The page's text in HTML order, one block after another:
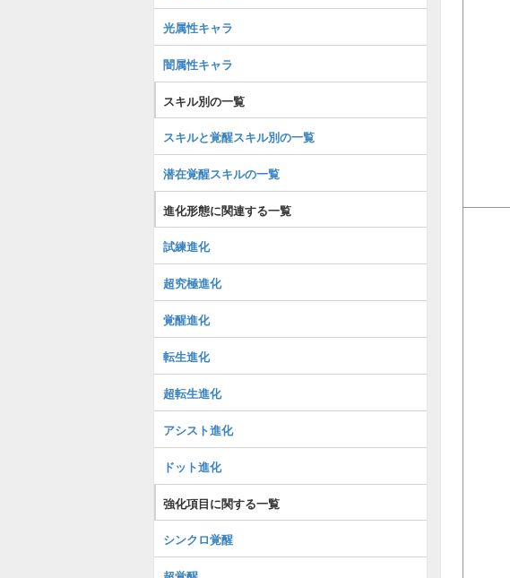
光属性キャラ
闇属性キャラ
スキル別の一覧
スキルと覚醒スキル別の一覧
潜在覚醒スキルの一覧
進化形態に関連する一覧
試練進化
超究極進化
覚醒進化
転生進化
超転生進化
アシスト進化
ドット進化
強化項目に関する一覧
シンクロ覚醒